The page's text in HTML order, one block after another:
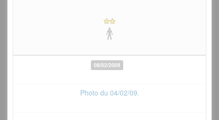
08/02/2009
Photo du 04/02/09.